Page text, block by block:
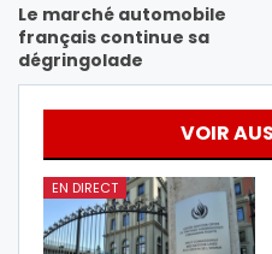
Le marché automobile
français continue sa
dégringolade
VOIR
EN DIRECT